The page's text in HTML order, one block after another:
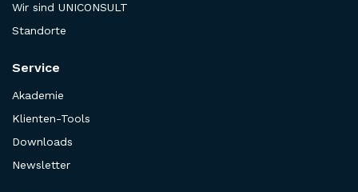
Wir sind UNICONSULT
Standorte
Service
Akademie
Klienten-Tools
Downloads
Newsletter